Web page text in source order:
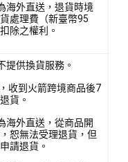
海外直送，退貨時境
處理費（新臺幣95
除之權利。
提供換貨服務。
收到火箭跨境商品後7
貨。
海外直送，從商品開
恕無法受理退貨，但
請退貨。